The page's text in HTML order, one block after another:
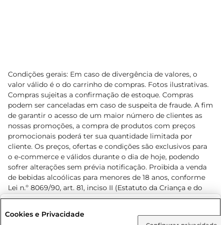
Condições gerais: Em caso de divergência de valores, o
valor válido é o do carrinho de compras. Fotos ilustrativas.
Compras sujeitas a confirmação de estoque. Compras
podem ser canceladas em caso de suspeita de fraude. A fim
de garantir o acesso de um maior número de clientes as
nossas promoções, a compra de produtos com preços
promocionais poderá ter sua quantidade limitada por
cliente. Os preços, ofertas e condições são exclusivos para
o e-commerce e válidos durante o dia de hoje, podendo
sofrer alterações sem prévia notificação. Proibida a venda
de bebidas alcoólicas para menores de 18 anos, conforme
Lei n.º 8069/90, art. 81, inciso II (Estatuto da Criança e do
Adolescente). Preços e condições exclusivos para o
prévio. O valor mínimo para as compras on-line é de R$
Cookies e Privacidade